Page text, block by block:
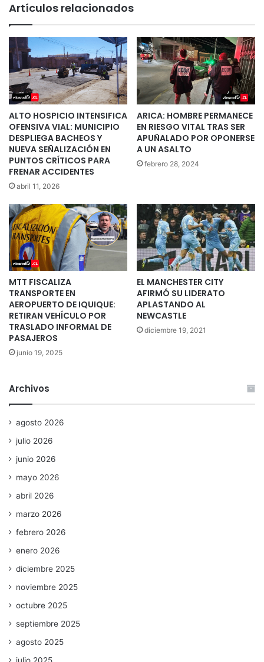
Artículos relacionados
ALTO HOSPICIO INTENSIFICA
OFENSIVA VIAL: MUNICIPIO
DESPLIEGA BACHEOS Y
NUEVA SEÑALIZACIÓN EN
PUNTOS CRÍTICOS PARA
FRENAR ACCIDENTES
abril 11, 2026
ARICA: HOMBRE PERMANECE
EN RIESGO VITAL TRAS SER
APUÑALADO POR OPONERSE
A UN ASALTO
febrero 28, 2024
MTT FISCALIZA
TRANSPORTE EN
AEROPUERTO DE IQUIQUE:
RETIRAN VEHÍCULO POR
TRASLADO INFORMAL DE
PASAJEROS
junio 19, 2025
EL MANCHESTER CITY
AFIRMÓ SU LIDERATO
APLASTANDO AL
NEWCASTLE
diciembre 19, 2021
Archivos
agosto 2026
julio 2026
junio 2026
mayo 2026
abril 2026
marzo 2026
febrero 2026
enero 2026
diciembre 2025
noviembre 2025
octubre 2025
septiembre 2025
agosto 2025